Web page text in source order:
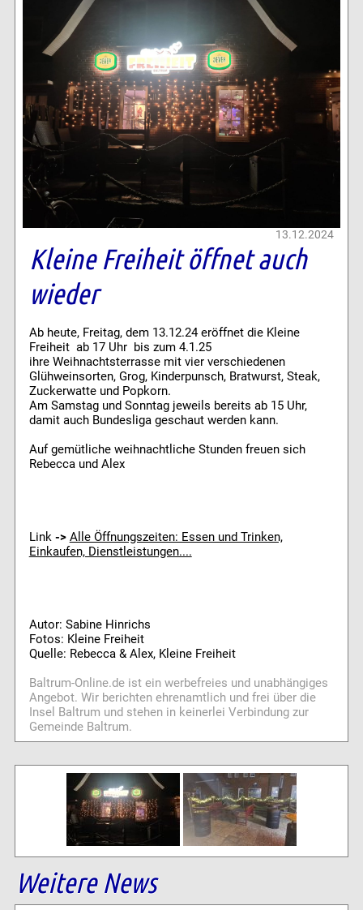
13.12.2024
Kleine Freiheit öffnet auch
wieder
Ab heute, Freitag, dem 13.12.24 eröffnet die Kleine
Freiheit ab 17 Uhr bis zum 4.1.25
ihre Weihnachtsterrasse mit vier verschiedenen
Glühweinsorten, Grog, Kinderpunsch, Bratwurst, Steak,
Zuckerwatte und Popkorn.
Am Samstag und Sonntag jeweils bereits ab 15 Uhr,
damit auch Bundesliga geschaut werden kann.
Auf gemütliche weihnachtliche Stunden freuen sich
Rebecca und Alex
Link -> Alle Öffnungszeiten: Essen und Trinken,
Einkaufen, Dienstleistungen....
Autor: Sabine Hinrichs
Fotos: Kleine Freiheit
Quelle: Rebecca & Alex, Kleine Freiheit
Baltrum-Online.de ist ein werbefreies und unabhängiges
Angebot. Wir berichten ehrenamtlich und frei über die
Insel Baltrum und stehen in keinerlei Verbindung zur
Gemeinde Baltrum.
Weitere News